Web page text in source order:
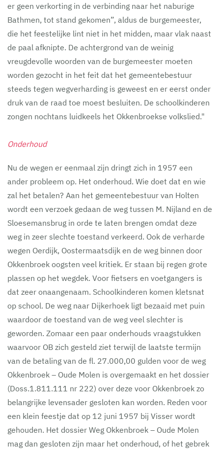
er geen verkorting in de verbinding naar het naburige
Bathmen, tot stand gekomen”, aldus de burgemeester,
die het feestelijke lint niet in het midden, maar vlak naast
de paal afknipte. De achtergrond van de weinig
vreugdevolle woorden van de burgemeester moeten
worden gezocht in het feit dat het gemeentebestuur
steeds tegen wegverharding is geweest en er eerst onder
druk van de raad toe moest besluiten. De schoolkinderen
zongen nochtans luidkeels het Okkenbroekse volkslied."
Onderhoud
Nu de wegen er eenmaal zijn dringt zich in 1957 een
ander probleem op. Het onderhoud. Wie doet dat en wie
zal het betalen? Aan het gemeentebestuur van Holten
wordt een verzoek gedaan de weg tussen M. Nijland en de
Sloesemansbrug in orde te laten brengen omdat deze
weg in zeer slechte toestand verkeerd. Ook de verharde
wegen Oerdijk, Oostermaatsdijk en de weg binnen door
Okkenbroek oogsten veel kritiek. Er staan bij regen grote
plassen op het wegdek. Voor fietsers en voetgangers is
dat zeer onaangenaam. Schoolkinderen komen kletsnat
op school. De weg naar Dijkerhoek ligt bezaaid met puin
waardoor de toestand van de weg veel slechter is
geworden. Zomaar een paar onderhouds vraagstukken
waarvoor OB zich gesteld ziet terwijl de laatste termijn
van de betaling van de fl. 27.000,00 gulden voor de weg
Okkenbroek – Oude Molen is overgemaakt en het dossier
(Doss.1.811.111 nr 222) over deze voor Okkenbroek zo
belangrijke levensader gesloten kan worden. Reden voor
een klein feestje dat op 12 juni 1957 bij Visser wordt
gehouden. Het dossier Weg Okkenbroek – Oude Molen
mag dan gesloten zijn maar het onderhoud, of het gebrek